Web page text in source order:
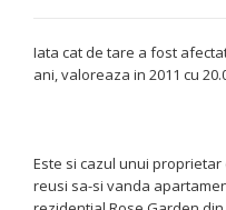
Iata cat de tare a fost
ani, valoreaza in 2011 cu
Este si cazul unui
reusi sa-si vanda